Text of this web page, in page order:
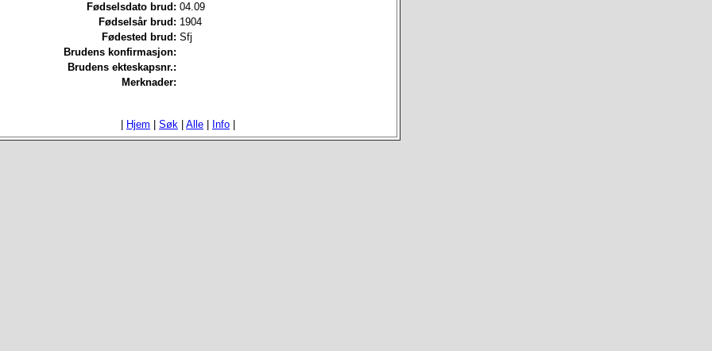
Fødselsdato brud: 04.09
Fødselsår brud: 1904
Fødested brud: Sfj
Brudens konfirmasjon:
Brudens ekteskapsnr.:
Merknader:
Hjem Søk Alle Info